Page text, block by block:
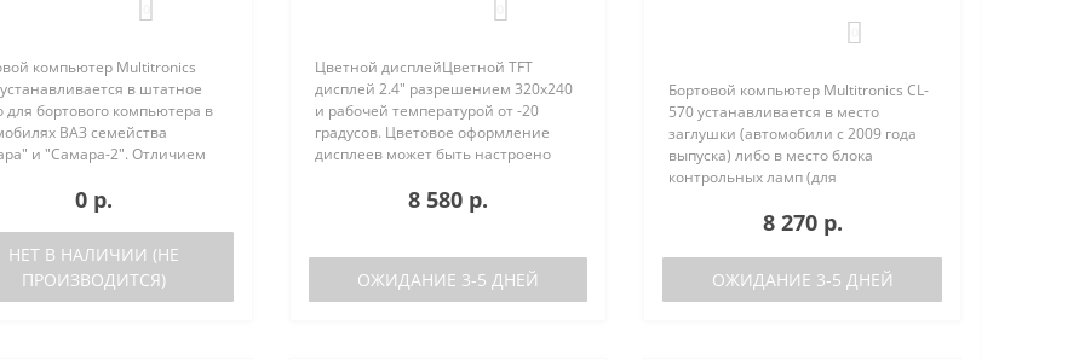
компьютер Multitronics
в штатное
для бортового компьютера в
ВАЗ семейства
и "Самара-2". Отличием
C340 является наличие
синтезатора ..
0 р.
НЕТ В НАЛИЧИИ (НЕ
ПРОИЗВОДИТСЯ)
Цветной дисплейЦветной TFT
дисплей 2.4" разрешением 320х240
и рабочей температурой от -20
градусов. Цветовое оформление
дисплеев может быть настроено
RGB каналам). Четыре
предустановленные цветовые
8 580 р.
ОЖИДАНИЕ 3-5 ДНЕЙ
Бортовой компьютер Multitronics CL-
570 устанавливается в место
заглушки (автомобили с 2009 года
выпуска) либо в место блока
контрольных ламп (для
выпущенных с 08.2011 г.) с
дублированием его функций. На
автомобилях, выпущенны..
8 270 р.
ОЖИДАНИЕ 3-5 ДНЕЙ